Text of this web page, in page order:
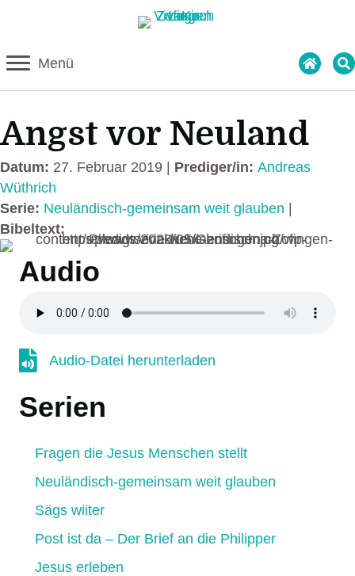
Menü
Angst vor Neuland
Datum: 27. Februar 2019 | Prediger/in: Andreas
Wüthrich
Serie: Neuländisch-gemeinsam weit glauben
Bibeltext:
Audio
Audio-Datei herunterladen
Audio-Datei herunterladen
Serien
Fragen die Jesus Menschen stellt
Neuländisch-gemeinsam weit glauben
Sägs wiiter
Post ist da – Der Brief an die Philipper
Jesus erleben